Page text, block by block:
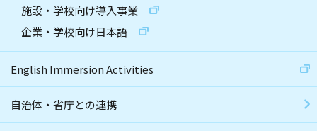
施設・学校向け導入事業
企業・学校向け日本語
English Immersion Activities
自治体・省庁との連携